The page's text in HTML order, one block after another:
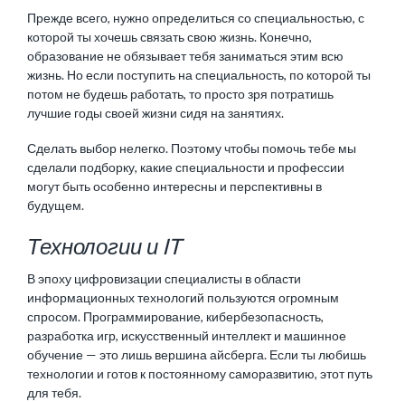
Прежде всего, нужно определиться со специальностью, с
которой ты хочешь связать свою жизнь. Конечно,
образование не обязывает тебя заниматься этим всю
жизнь. Но если поступить на специальность, по которой ты
потом не будешь работать, то просто зря потратишь
лучшие годы своей жизни сидя на занятиях.
Сделать выбор нелегко. Поэтому чтобы помочь тебе мы
сделали подборку, какие специальности и профессии
могут быть особенно интересны и перспективны в
будущем.
Технологии и IT
В эпоху цифровизации специалисты в области
информационных технологий пользуются огромным
спросом. Программирование, кибербезопасность,
разработка игр, искусственный интеллект и машинное
обучение — это лишь вершина айсберга. Если ты любишь
технологии и готов к постоянному саморазвитию, этот путь
для тебя.